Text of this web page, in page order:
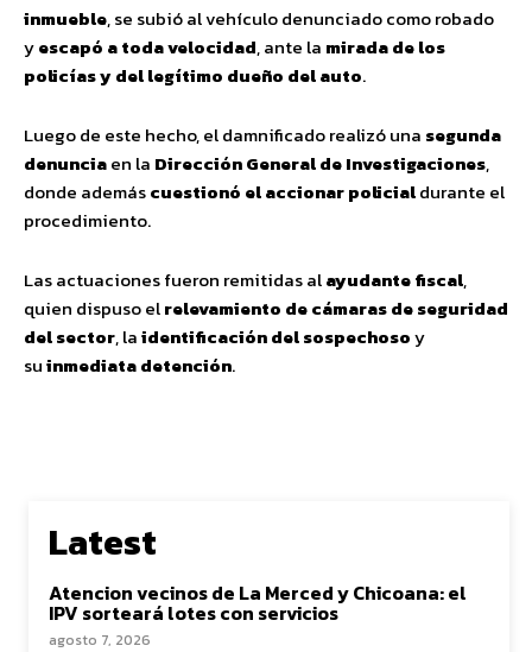
inmueble, se subió al vehículo denunciado como robado
yescapó a toda velocidad, ante la mirada de los
policías y del legítimo dueño del auto.
Luego de este hecho, el damnificado realizó una segunda
denunciaen la Dirección General de Investigaciones,
donde ademáscuestionó el accionar policialdurante el
procedimiento.
Las actuaciones fueron remitidas alayudante fiscal,
quien dispuso elrelevamiento de cámaras de seguridad
del sector, laidentificación del sospechosoy
suinmediata detención.
Latest
Atencion vecinos de La Merced y Chicoana: el
IPV sorteará lotes con servicios
agosto 7, 2026